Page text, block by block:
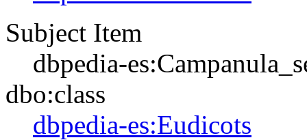
Subject Item
dbpedia-
dbo:class
dbpedia-es:Eudicots